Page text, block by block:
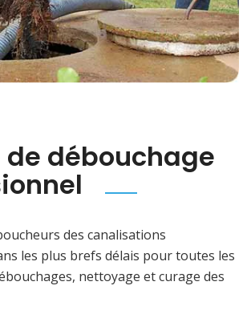
de débouchage
des canalisations
les plus brefs délais pour toutes les
nettoyage et curage des